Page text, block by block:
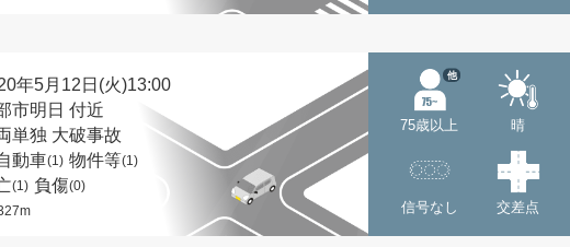
年5月12日(火)13:00
市明日 付近
単独 大破事故
動車(1) 物件等(1)
(1) 負傷(0)
75歳以上
他
晴
信号なし 交差点